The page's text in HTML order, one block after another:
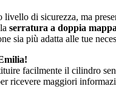
di sicurezza, ma
serratura a doppia mappa
sia più adatta alle tue
facilmente il cilindro
ricevere maggiori